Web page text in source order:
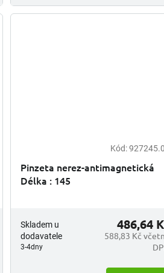
Kód:
Pinzeta nerez-antimagnetická
Délka : 145
Skladem u
dodavatele
3-4dny
588,83 Kč
486,64